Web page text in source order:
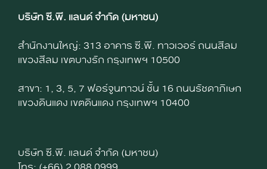
บริษัท ซี.พี. แลนด์ จำกัด (มหาชน)
สำนักงานใหญ่: 313 อาคาร ซี.พี. ทาวเวอร์ ถนนสีลม
แขวงสีลม เขตบางรัก กรุงเทพฯ 10500
สาขา: 1, 3, 5, 7 ฟอร์จูนทาวน์ ชั้น 16 ถนนรัชดาภิเษก
แขวงดินแดง เขตดินแดง กรุงเทพฯ 10400
บริษัท ซี.พี. แลนด์ จำกัด (มหาชน)